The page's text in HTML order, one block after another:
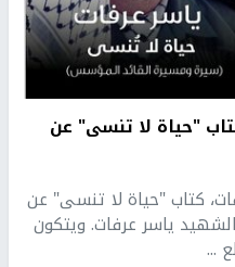
"حياة لا تنسى" عن
كتاب "حياة لا تنسى" عن
ياسر عرفات. ويتكون